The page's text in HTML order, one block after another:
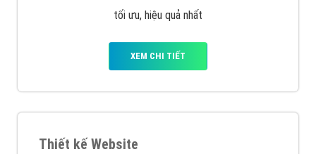
tối ưu, hiệu quả nhất
XEM CHI TIẾT
Thiết kế Website